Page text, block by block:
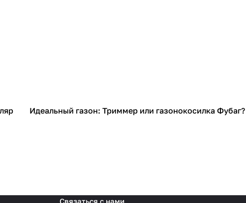
Садовая техника
Идеальный газон: Триммер или газонокосилка Фубаг?
Связаться с нами